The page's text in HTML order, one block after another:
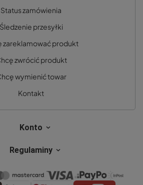
Status zamówienia
Śledzenie przesyłki
zareklamować produkt
zwrócić produkt
wymienić towar
Kontakt
Konto
Regulaminy